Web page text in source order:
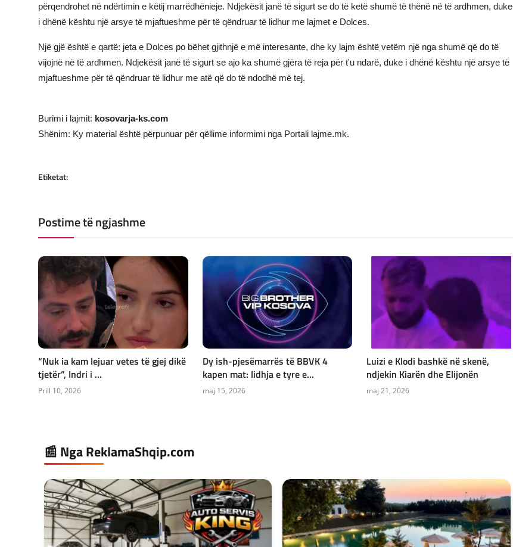
përqendrohet në ndërtimin e këtij marrëdhënieje. Ndjekësit janë të sigurt se do të ketë shumë të thënë në të ardhmen, duke
i dhënë kështu një arsye të mjaftueshme për të qëndruar të lidhur me lajmet e Dolces.
Një gjë është e qartë: jeta e Dolces po bëhet gjithnjë e më interesante, dhe ky lajm është vetëm një nga shumë që do të
vijojnë në të ardhmen. Ndjekësit janë të sigurt se ajo ka shumë gjëra të reja për t'u ndarë, duke i dhënë kështu një arsye të
mjaftueshme për të qëndruar të lidhur me atë që do të ndodhë më tej.
Burimi i lajmit: kosovarja-ks.com
Shënim: Ky material është përpunuar për qëllime informimi nga Portali lajme.mk.
Etiketat:
Postime të ngjashme
“Nuk ia kam lejuar vetes të gjej dikë
tjetër”, Indri i ...
Prill 10, 2026
Dy ish-pjesëmarrës të BBVK 4
kapen mat: lidhja e tyre e...
maj 15, 2026
Luizi e Klodi bashkë në skenë,
ndjekin Kiarën dhe Elijonën
maj 21, 2026
📰 Nga ReklamaShqip.com